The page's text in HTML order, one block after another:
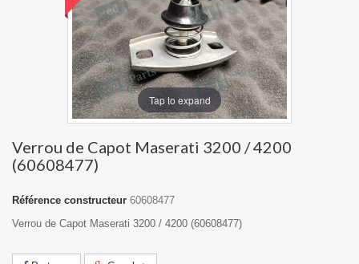
Tap to expand
Verrou de Capot Maserati 3200 / 4200
(60608477)
Référence constructeur 60608477
Verrou de Capot Maserati 3200 / 4200 (60608477)